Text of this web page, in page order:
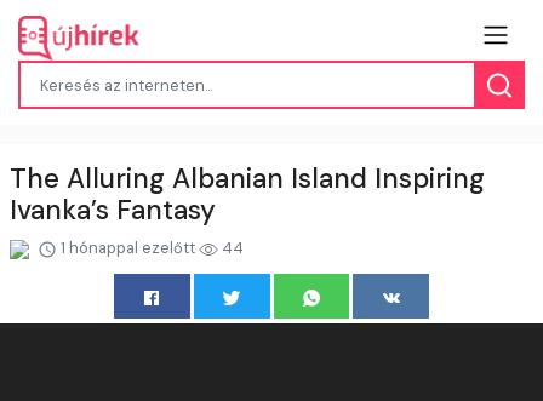
The Alluring Albanian Island Inspiring
Ivanka’s Fantasy
1 hónappal ezelőtt 44